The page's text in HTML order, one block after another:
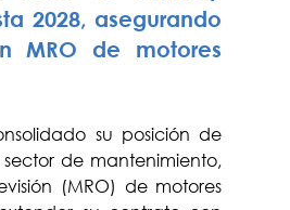
2028, asegurando
MRO de motores
su posición de
de mantenimiento,
(MRO) de motores